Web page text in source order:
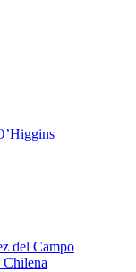
del Campo
Chilena